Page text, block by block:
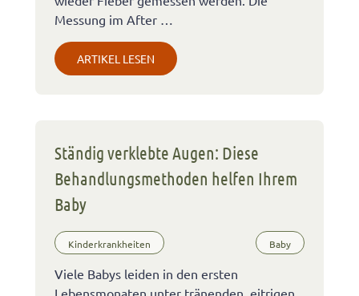
Messung im After …
ARTIKEL LESEN
Ständig verklebte Augen: Diese
Behandlungsmethoden helfen Ihrem
Baby
Kinderkrankheiten Baby
Viele Babys leiden in den ersten
Lebensmonaten unter tränenden, eitrigen